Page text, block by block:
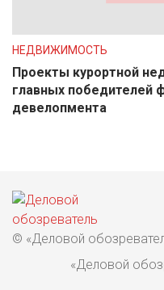
НЕДВИЖИМОСТЬ
Проекты курортной
главных победителей
девелопмента
© «Деловой
«Деловой